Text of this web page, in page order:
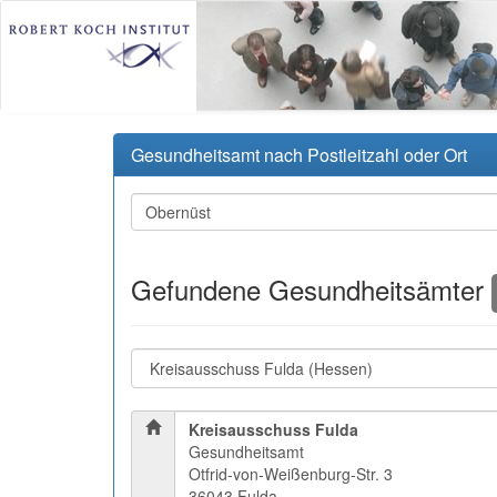
Gesundheitsamt nach Postleitzahl oder Ort
Gefundene Gesundheitsämter
Kreisausschuss Fulda
Gesundheitsamt
Otfrid-von-Weißenburg-Str. 3